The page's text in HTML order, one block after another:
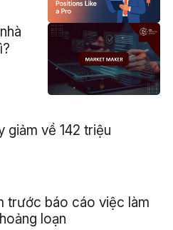
giảm về 142 triệu
trước báo cáo việc làm
loạn